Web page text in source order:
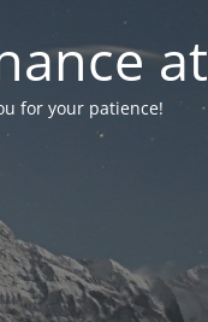
for your patience!